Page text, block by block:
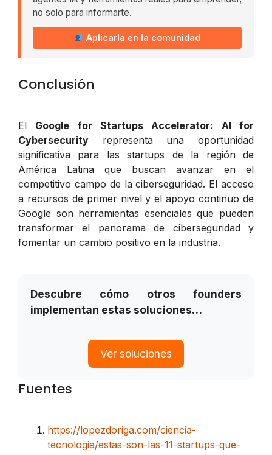
no solo para informarte.
Aplicarla en la comunidad
Conclusión
El Google for Startups Accelerator: AI for
Cybersecurity representa una oportunidad
significativa para las startups de la región de
América Latina que buscan avanzar en el
competitivo campo de la ciberseguridad. El acceso
a recursos de primer nivel y el apoyo continuo de
Google son herramientas esenciales que pueden
transformar el panorama de ciberseguridad y
fomentar un cambio positivo en la industria.
Descubre cómo otros founders
implementan estas soluciones…
Ver soluciones
Fuentes
https://lopezdoriga.com/ciencia-
tecnologia/estas-son-las-11-startups-que-